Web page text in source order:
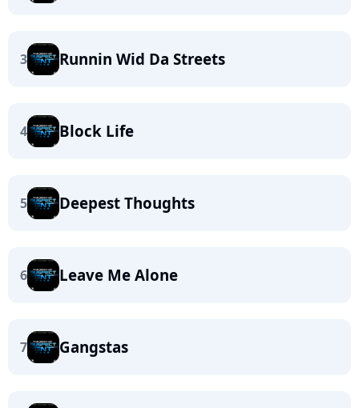
3 Runnin Wid Da Streets
4 Block Life
5 Deepest Thoughts
6 Leave Me Alone
7 Gangstas